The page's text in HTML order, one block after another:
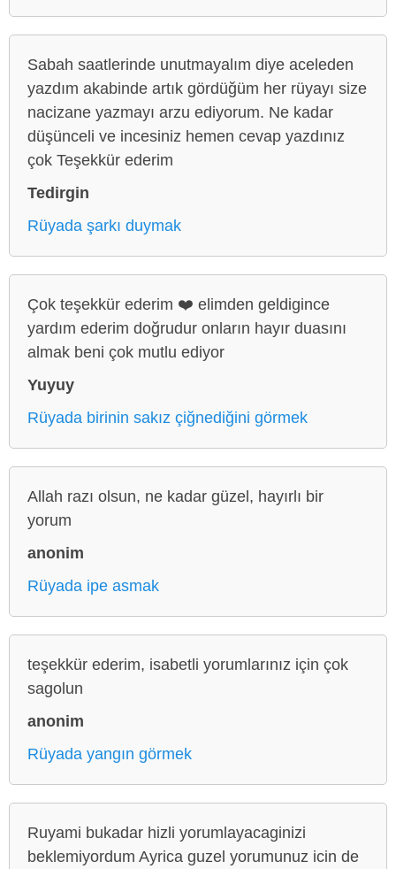
Sabah saatlerinde unutmayalım diye aceleden
yazdım akabinde artık gördüğüm her rüyayı size
nacizane yazmayı arzu ediyorum. Ne kadar
düşünceli ve incesiniz hemen cevap yazdınız
çok Teşekkür ederim
Tedirgin
Rüyada şarkı duymak
Çok teşekkür ederim ❤️ elimden geldigince
yardım ederim doğrudur onların hayır duasını
almak beni çok mutlu ediyor
Yuyuy
Rüyada birinin sakız çiğnediğini görmek
Allah razı olsun, ne kadar güzel, hayırlı bir
yorum
anonim
Rüyada ipe asmak
teşekkür ederim, isabetli yorumlarınız için çok
sagolun
anonim
Rüyada yangın görmek
Ruyami bukadar hizli yorumlayacaginizi
beklemiyordum Ayrica guzel yorumunuz icin de